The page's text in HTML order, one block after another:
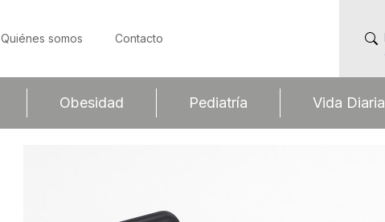
Quiénes somos Contacto
Obesidad Pediatría Vida Diaria